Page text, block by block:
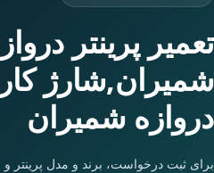
تعمیر پرینتر
شمیران,شارژ
دروازه شمیران
برای ثبت درخواست، برند و مدل پرینتر